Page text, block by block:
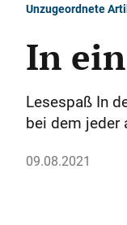
Unzugeordnete
In
Lesespaß In
bei dem jeder
09.08.2021